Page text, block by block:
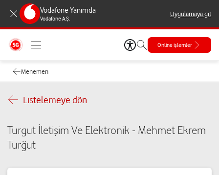
Vodafone Yanımda
Vodafone A.Ş.
Uygulamaya git
Online işlemler
Menemen
Listelemeye dön
Turgut İletişim Ve Elektronik - Mehmet Ekrem
Turğut